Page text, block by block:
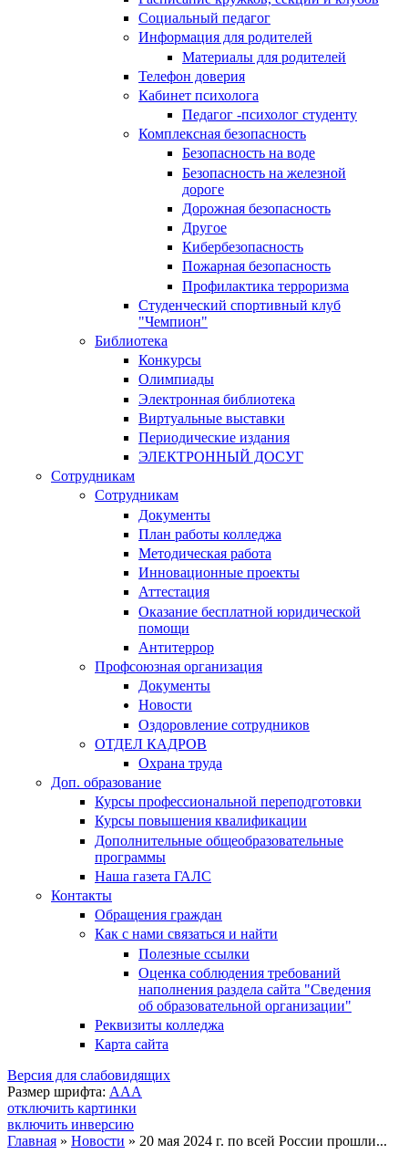
Социальный педагог
Информация для родителей
Материалы для родителей
Телефон доверия
Кабинет психолога
Педагог -психолог студенту
Комплексная безопасность
Безопасность на воде
Безопасность на железной
дороге
Дорожная безопасность
Другое
Кибербезопасность
Пожарная безопасность
Профилактика терроризма
Студенческий спортивный клуб
"Чемпион"
Библиотека
Конкурсы
Олимпиады
Электронная библиотека
Виртуальные выставки
Периодические издания
ЭЛЕКТРОННЫЙ ДОСУГ
Сотрудникам
Сотрудникам
Документы
План работы колледжа
Методическая работа
Инновационные проекты
Аттестация
Оказание бесплатной юридической
помощи
Антитеррор
Профсоюзная организация
Документы
Новости
Оздоровление сотрудников
ОТДЕЛ КАДРОВ
Охрана труда
Доп. образование
Курсы профессиональной переподготовки
Курсы повышения квалификации
Дополнительные общеобразовательные
программы
Наша газета ГАЛС
Контакты
Обращения граждан
Как с нами связаться и найти
Полезные ссылки
Оценка соблюдения требований
наполнения раздела сайта "Сведения
об образовательной организации"
Реквизиты колледжа
Карта сайта
Версия для слабовидящих
Размер шрифта: AAA
отключить картинки
включить инверсию
Главная » Новости » 20 мая 2024 г. по всей России прошли...